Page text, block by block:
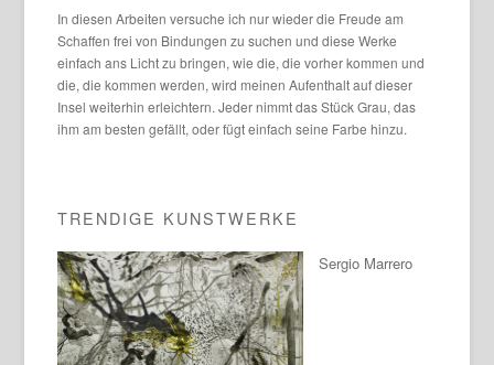
In diesen Arbeiten versuche ich nur wieder die Freude am
Schaffen frei von Bindungen zu suchen und diese Werke
einfach ans Licht zu bringen, wie die, die vorher kommen und
die, die kommen werden, wird meinen Aufenthalt auf dieser
Insel weiterhin erleichtern. Jeder nimmt das Stück Grau, das
ihm am besten gefällt, oder fügt einfach seine Farbe hinzu.
TRENDIGE KUNSTWERKE
Sergio Marrero